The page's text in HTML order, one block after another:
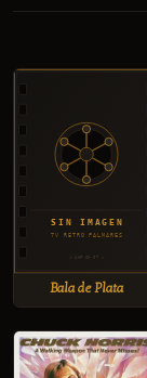
Bala de Plata